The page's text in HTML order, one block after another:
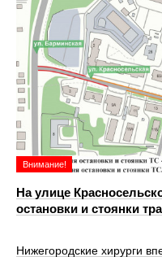
Внимание!
На улице
остановки и стоянки
Нижегородские хирурги